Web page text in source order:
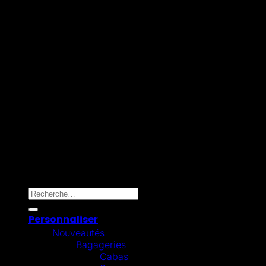
Personnaliser
Nouveautés
Bagageries
Cabas